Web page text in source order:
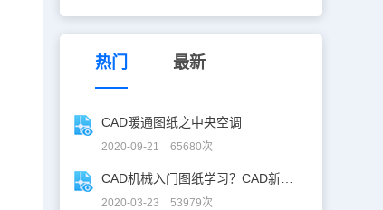
热门 最新
CAD暖通图纸之中央空调
2020-09-21 65680次
2020-03-23 53979次